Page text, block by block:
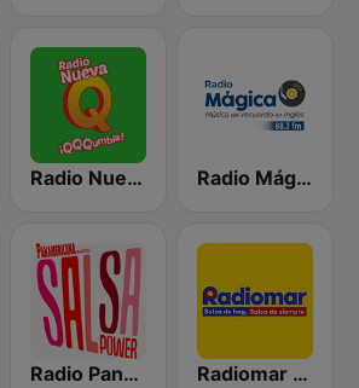
Radio Nueva Q Radio Mágica 88.3 FM
Radio Panamericana - Salsa Power Radiomar 106.3 FM